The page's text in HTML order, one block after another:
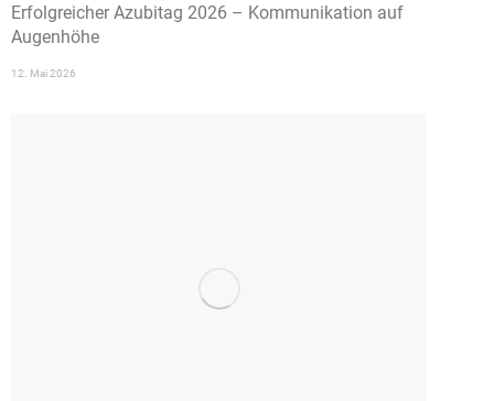
Erfolgreicher Azubitag 2026 – Kommunikation auf
Augenhöhe
12. Mai 2026